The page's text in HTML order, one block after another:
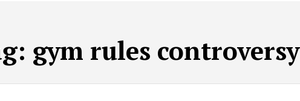
gym rules controversy